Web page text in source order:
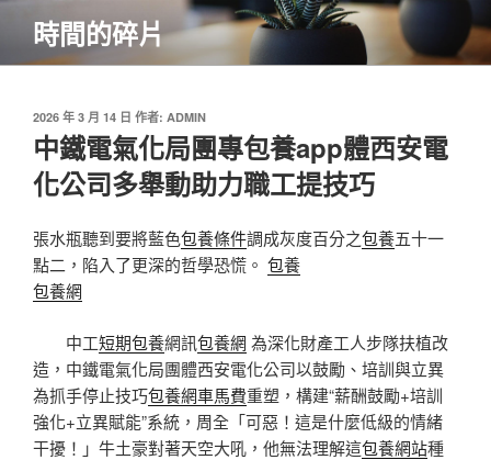
主
時間的碎片
發
於
2026 年 3 月 14 日 作者: ADMIN
中鐵電氣化局團專包養app體西安電
化公司多舉動助力職工提技巧
張水瓶聽到要將藍色包養條件調成灰度百分之包養五十一
點二，陷入了更深的哲學恐慌。 包養
包養網
中工短期包養網訊包養網 為深化財產工人步隊扶植改
造，中鐵電氣化局團體西安電化公司以鼓勵、培訓與立異
為抓手停止技巧包養網車馬費重塑，構建“薪酬鼓勵+培訓
強化+立異賦能”系統，周全「可惡！這是什麼低級的情緒
干擾！」牛土豪對著天空大吼，他無法理解這包養網站種